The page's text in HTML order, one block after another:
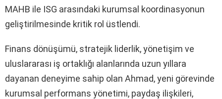
MAHB ile ISG arasındaki kurumsal koordinasyonun
geliştirilmesinde kritik rol üstlendi.
Finans dönüşümü, stratejik liderlik, yönetişim ve
uluslararası iş ortaklığı alanlarında uzun yıllara
dayanan deneyime sahip olan Ahmad, yeni görevinde
kurumsal performans yönetimi, paydaş ilişkileri,